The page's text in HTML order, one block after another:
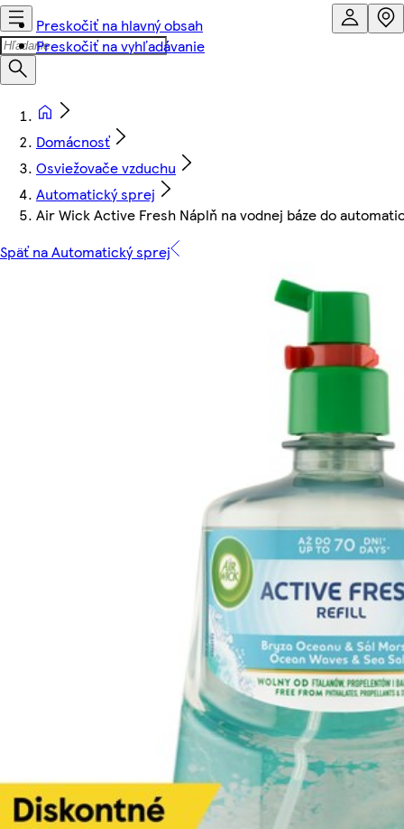
Preskočiť na hlavný obsah
Preskočiť na vyhľadávanie
Domácnosť
Osviežovače vzduchu
Automatický sprej
Air Wick Active Fresh Náplň na vodnej báze do
Späť na Automatický sprej